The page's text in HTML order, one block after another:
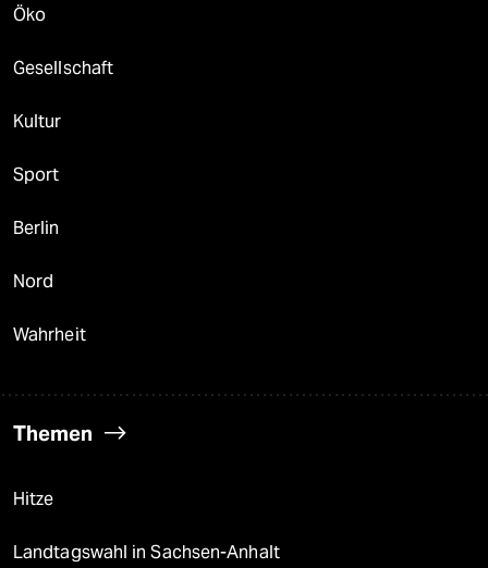
Öko
Gesellschaft
Kultur
Sport
Berlin
Nord
Wahrheit
Themen
Hitze
Landtagswahl in Sachsen-Anhalt